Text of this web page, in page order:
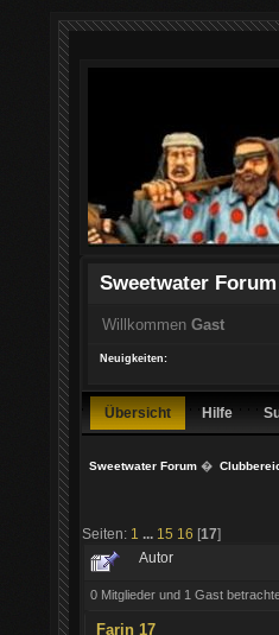
Sweetwater Forum
Willkommen Gast
Neuigkeiten:
Übersicht Hilfe
Sweetwater Forum �
Seiten: 1 ... 15 16 [17]
Autor
0 Mitglieder und 1 Gast
Farin 17